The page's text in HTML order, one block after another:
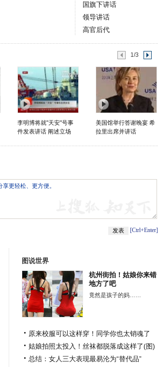
国旗下讲话
领导讲话
高官后代
1/3
李明博将就"天安"号事
件发表讲话 阐述立场
美国馆举行答谢晚宴 希
拉里出席并讲话
[Ctrl+Enter]
图说世界
杭州街拍！姑娘你来错
地方了吧
竟然是孩子的妈……
原来校服可以这样穿！同学你也太销魂了
姑娘拍照太投入！丝袜都脱落成这样了(图)
总结：女人三大表现最易沦为“替代品”